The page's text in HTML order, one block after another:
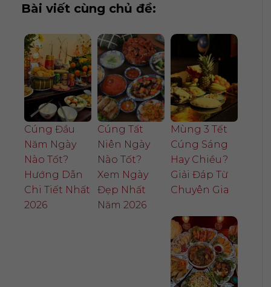
Bài viết cùng chủ đề:
Cúng Đầu
Năm Ngày
Nào Tốt?
Hướng Dẫn
Chi Tiết Nhất
2026
Cúng Tất
Niên Ngày
Nào Tốt?
Xem Ngày
Đẹp Nhất
Năm 2026
Mùng 3 Tết
Cúng Sáng
Hay Chiều?
Giải Đáp Từ
Chuyên Gia